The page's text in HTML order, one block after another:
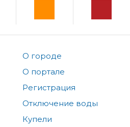
О городе
О портале
Регистрация
Отключение воды
Купели